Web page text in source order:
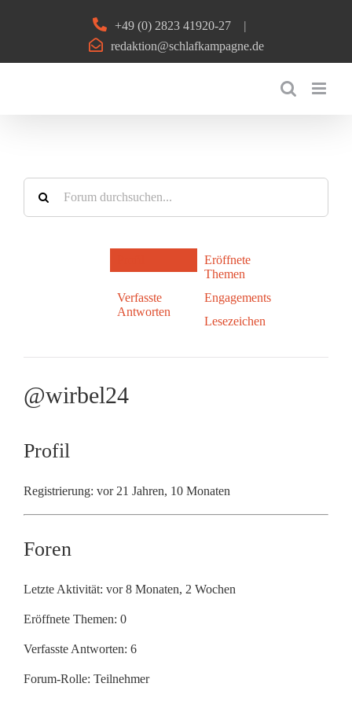
+49 (0) 2823 41920-27
|
redaktion@schlafkampagne.de
Eröffnete
Themen
Verfasste
Antworten
Engagements
Lesezeichen
@wirbel24
Profil
Registrierung: vor 21 Jahren, 10 Monaten
Foren
Letzte Aktivität: vor 8 Monaten, 2 Wochen
Eröffnete Themen: 0
Verfasste Antworten: 6
Forum-Rolle: Teilnehmer